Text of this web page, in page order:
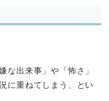
な出来事」や「怖さ」
に重ねてしまう、とい